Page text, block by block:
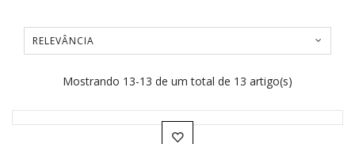
RELEVÂNCIA
Mostrando 13-13 de um total de 13 artigo(s)